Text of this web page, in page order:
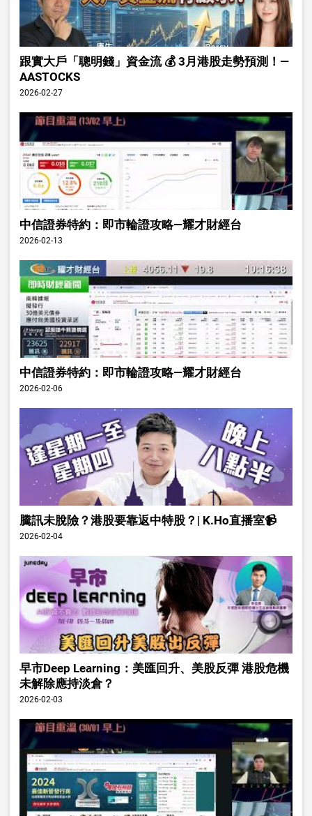
跟實大戶「聰明錢」資金流 💰 3月港股走勢預測！—
AASTOCKS
2026-02-27
中信證券特約：即市輪證攻略—耀才財經台
2026-02-13
中信證券特約：即市輪證攻略—耀才財經台
2026-02-06
騰訊未脫險？港股要靠返中特股？| K.Ho直播室📹
2026-02-04
早市Deep Learning：美匯回升、美股反彈 港股危機
未解除應持淡倉？
2026-02-03